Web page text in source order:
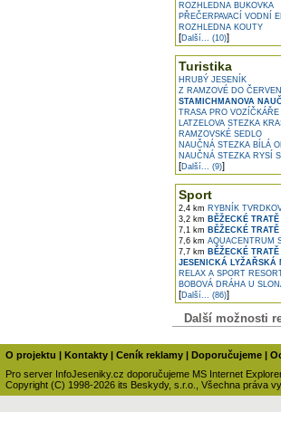
ROZHLEDNA BUKOVKA
PŘEČERPAVACÍ VODNÍ
ROZHLEDNA KOUTY
[Další... (10)]
Turistika
HRUBÝ JESENÍK
Z RAMZOVÉ DO
STAMICHMANOVA
TRASA PRO
LATZELOVA STEZKA
RAMZOVSKÉ SEDLO
NAUČNÁ STEZKA BÍLÁ
NAUČNÁ STEZKA RYSÍ
[Další... (9)]
Sport
2,4 km RYBNÍK
3,2 km BĚŽECKÉ
7,1 km BĚŽECKÉ
7,6 km AQUACENTRUM
7,7 km BĚŽECKÉ
JESENICKÁ LYŽAŘSKÁ
RELAX A SPORT
BOBOVÁ DRÁHA U
[Další... (86)]
Další možnosti
O projektu | Kontakty | Ceník reklamy | Doporučujeme |
Pro server InfoJeseniky.cz doporučujeme MS Internet
Copyright (C) 1998-2026 its Beskydy, s.r.o., Všechna práva